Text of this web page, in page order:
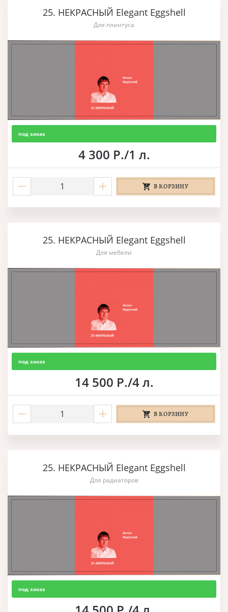
25. НЕКРАСНЫЙ Elegant Eggshell
Для плинтуса
под заказ
4 300 Р./1 л.
В КОРЗИНУ
25. НЕКРАСНЫЙ Elegant Eggshell
Для мебели
под заказ
14 500 Р./4 л.
В КОРЗИНУ
25. НЕКРАСНЫЙ Elegant Eggshell
Для радиаторов
под заказ